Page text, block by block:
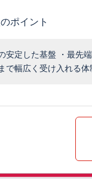
ポイント
安定した基盤 ・最先
で幅広く受け入れる